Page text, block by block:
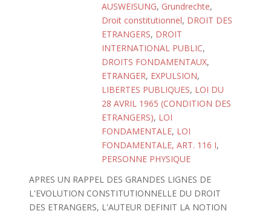
AUSWEISUNG, Grundrechte,
Droit constitutionnel, DROIT DES
ETRANGERS, DROIT
INTERNATIONAL PUBLIC,
DROITS FONDAMENTAUX,
ETRANGER, EXPULSION,
LIBERTES PUBLIQUES, LOI DU
28 AVRIL 1965 (CONDITION DES
ETRANGERS), LOI
FONDAMENTALE, LOI
FONDAMENTALE, ART. 116 I,
PERSONNE PHYSIQUE
APRES UN RAPPEL DES GRANDES LIGNES DE
L'EVOLUTION CONSTITUTIONNELLE DU DROIT
DES ETRANGERS, L'AUTEUR DEFINIT LA NOTION